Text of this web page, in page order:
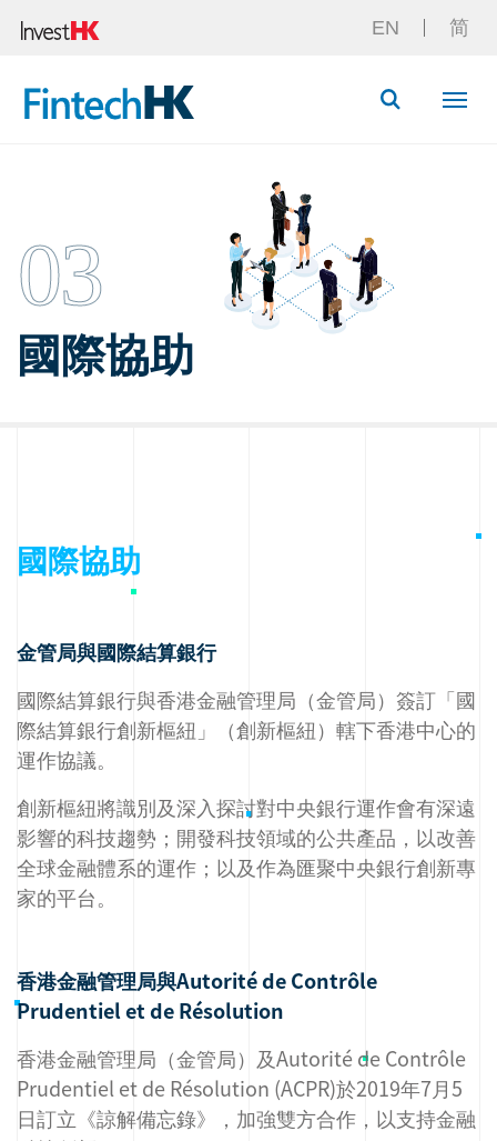
EN 简
Button
03
國際協助
國際協助
金管局與國際結算銀行
國際結算銀行與香港金融管理局（金管局）簽訂「國
際結算銀行創新樞紐」（創新樞紐）轄下香港中心的
運作協議。
創新樞紐將識別及深入探討對中央銀行運作會有深遠
影響的科技趨勢；開發科技領域的公共產品，以改善
全球金融體系的運作；以及作為匯聚中央銀行創新專
家的平台。
香港金融管理局與Autorité de Contrôle
Prudentiel et de Résolution
香港金融管理局（金管局）及Autorité de Contrôle
Prudentiel et de Résolution (ACPR)於2019年7月5
日訂立《諒解備忘錄》，加強雙方合作，以支持金融